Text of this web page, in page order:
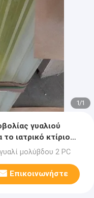
1/1
γυαλιού
ιατρικό κτίριο
μολύβδου 2 PC
Επικοινωνήστε